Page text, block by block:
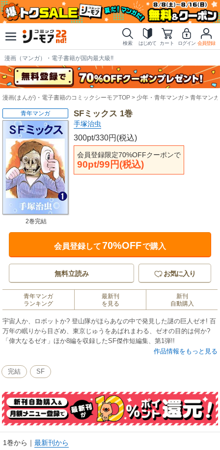
検索 はじめて カート ログイン 会員登録
漫画（マンガ）・電子書籍が国内最大級!!
漫画(まんが)・電子書籍のコミックシーモアTOP 少年・青年マンガ 青年マンガ
SFミックス 1巻
手塚治虫
300pt/330円(税込)
会員登録限定70%OFFクーポンで
90pt/99円(税込)
青年マンガ
2巻完結
会員登録して70%OFFで購入
無料立読み お気に入り
青年マンガ
ランキング
最新刊
を見る
新刊
自動購入
宇宙人か、ロボットか? 登山隊がほらあなの中で発見した謎の巨人ゼオ! 百
万年の眠りから目ざめ、東京じゅうをあばれまわる、ゼオの目的は何か?
「偉大なるゼオ」ほか8編を収録したSF傑作短編集、第1弾!!
作品情報をもっと見る
完結 SF
1巻から ｜ 最新刊から